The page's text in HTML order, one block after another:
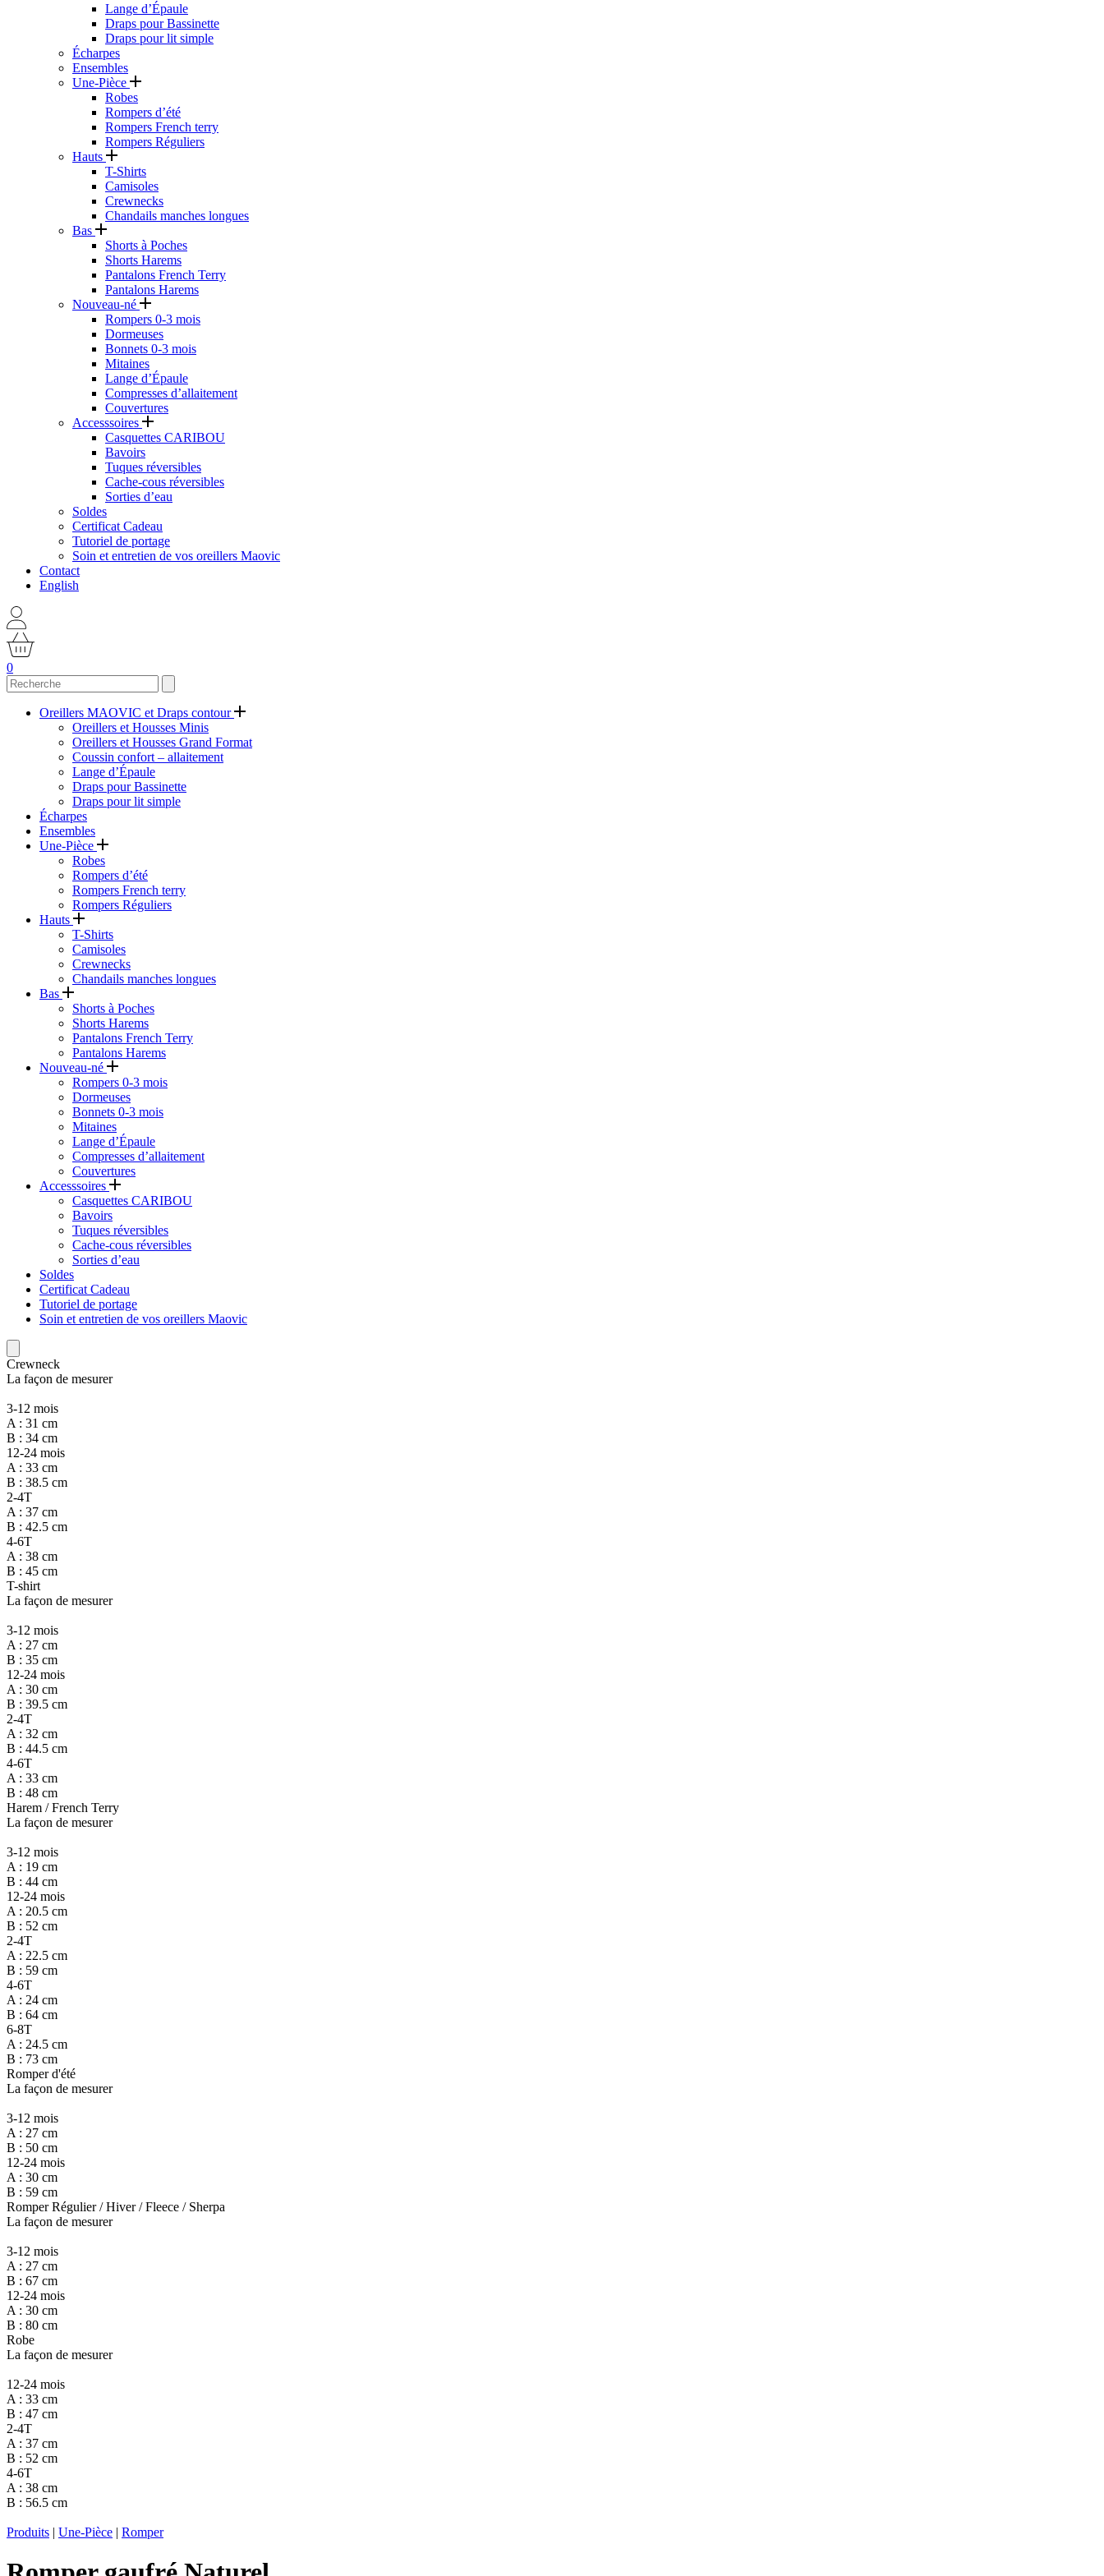
Lange d’Épaule
Draps pour Bassinette
Draps pour lit simple
Écharpes
Ensembles
Une-Pièce
Robes
Rompers d’été
Rompers French terry
Rompers Réguliers
Hauts
T-Shirts
Camisoles
Crewnecks
Chandails manches longues
Bas
Shorts à Poches
Shorts Harems
Pantalons French Terry
Pantalons Harems
Nouveau-né
Rompers 0-3 mois
Dormeuses
Bonnets 0-3 mois
Mitaines
Lange d’Épaule
Compresses d’allaitement
Couvertures
Accesssoires
Casquettes CARIBOU
Bavoirs
Tuques réversibles
Cache-cous réversibles
Sorties d’eau
Soldes
Certificat Cadeau
Tutoriel de portage
Soin et entretien de vos oreillers Maovic
Contact
English
0
Oreillers MAOVIC et Draps contour
Oreillers et Housses Minis
Oreillers et Housses Grand Format
Coussin confort – allaitement
Lange d’Épaule
Draps pour Bassinette
Draps pour lit simple
Écharpes
Ensembles
Une-Pièce
Robes
Rompers d’été
Rompers French terry
Rompers Réguliers
Hauts
T-Shirts
Camisoles
Crewnecks
Chandails manches longues
Bas
Shorts à Poches
Shorts Harems
Pantalons French Terry
Pantalons Harems
Nouveau-né
Rompers 0-3 mois
Dormeuses
Bonnets 0-3 mois
Mitaines
Lange d’Épaule
Compresses d’allaitement
Couvertures
Accesssoires
Casquettes CARIBOU
Bavoirs
Tuques réversibles
Cache-cous réversibles
Sorties d’eau
Soldes
Certificat Cadeau
Tutoriel de portage
Soin et entretien de vos oreillers Maovic
Crewneck
La façon de mesurer
3-12 mois
A : 31 cm
B : 34 cm
12-24 mois
A : 33 cm
B : 38.5 cm
2-4T
A : 37 cm
B : 42.5 cm
4-6T
A : 38 cm
B : 45 cm
T-shirt
La façon de mesurer
3-12 mois
A : 27 cm
B : 35 cm
12-24 mois
A : 30 cm
B : 39.5 cm
2-4T
A : 32 cm
B : 44.5 cm
4-6T
A : 33 cm
B : 48 cm
Harem / French Terry
La façon de mesurer
3-12 mois
A : 19 cm
B : 44 cm
12-24 mois
A : 20.5 cm
B : 52 cm
2-4T
A : 22.5 cm
B : 59 cm
4-6T
A : 24 cm
B : 64 cm
6-8T
A : 24.5 cm
B : 73 cm
Romper d'été
La façon de mesurer
3-12 mois
A : 27 cm
B : 50 cm
12-24 mois
A : 30 cm
B : 59 cm
Romper Régulier / Hiver / Fleece / Sherpa
La façon de mesurer
3-12 mois
A : 27 cm
B : 67 cm
12-24 mois
A : 30 cm
B : 80 cm
Robe
La façon de mesurer
12-24 mois
A : 33 cm
B : 47 cm
2-4T
A : 37 cm
B : 52 cm
4-6T
A : 38 cm
B : 56.5 cm
Produits | Une-Pièce | Romper